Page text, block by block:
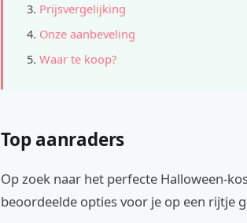
Prijsvergelijking
Onze aanbeveling
Waar te koop?
Top aanraders
Op zoek naar het perfecte Halloween-
beoordeelde opties voor je op een rijtje